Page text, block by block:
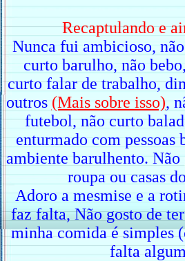
Recaptulando e
Nunca fui ambicioso,
curto barulho, não
curto falar de trabalho,
outros (Mais sobre isso),
futebol, não curto
enturmado com pessoas
ambiente barulhento. Não
roupa ou casas
Adoro a mesmise e a
faz falta, Não gosto de
minha comida é simples
falta